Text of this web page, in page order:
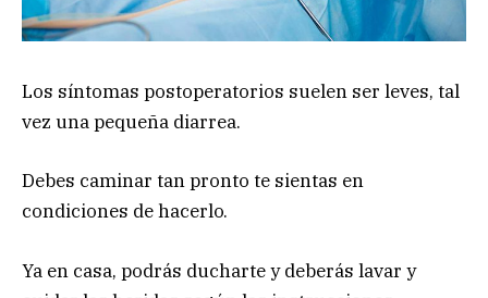
Los síntomas postoperatorios suelen ser leves, tal
vez una pequeña diarrea.
Debes caminar tan pronto te sientas en
condiciones de hacerlo.
Ya en casa, podrás ducharte y deberás lavar y